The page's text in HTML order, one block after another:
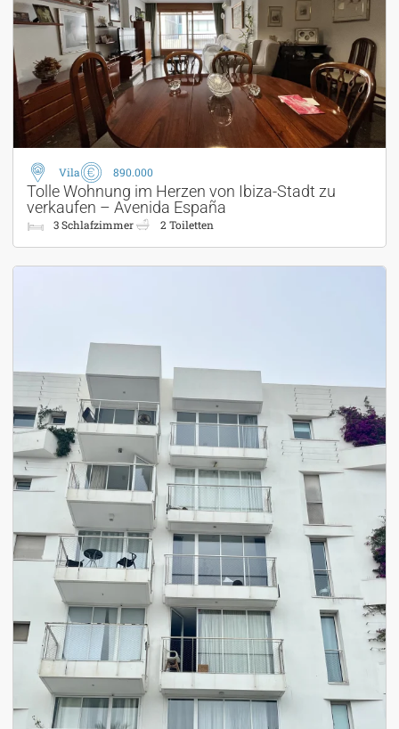
Vila 890.000
Tolle Wohnung im Herzen von Ibiza-Stadt zu
verkaufen – Avenida España
3 Schlafzimmer 2 Toiletten